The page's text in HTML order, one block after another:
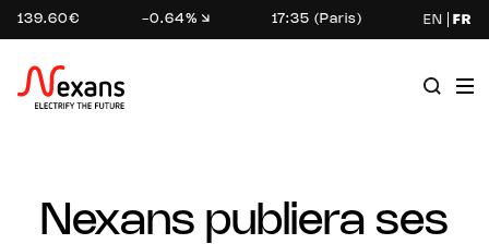
139.60€ -0.64% 17:35 (Paris) EN FR
Nexans publiera ses